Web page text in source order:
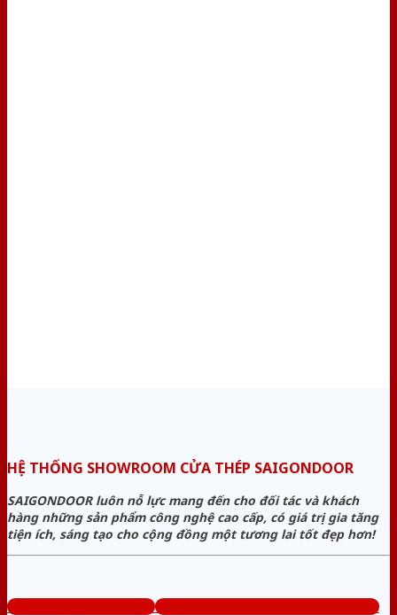
HỆ THỐNG SHOWROOM CỬA THÉP SAIGONDOOR
SAIGONDOOR luôn nỗ lực mang đến cho đối tác và khách
hàng những sản phẩm công nghệ cao cấp, có giá trị gia tăng
tiện ích, sáng tạo cho cộng đồng một tương lai tốt đẹp hơn!
www.baogiacuathep.com Tổng đài tư vấn miễn phí: 0824.400.400